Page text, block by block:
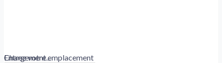
Chargement...
Entrez votre emplacement